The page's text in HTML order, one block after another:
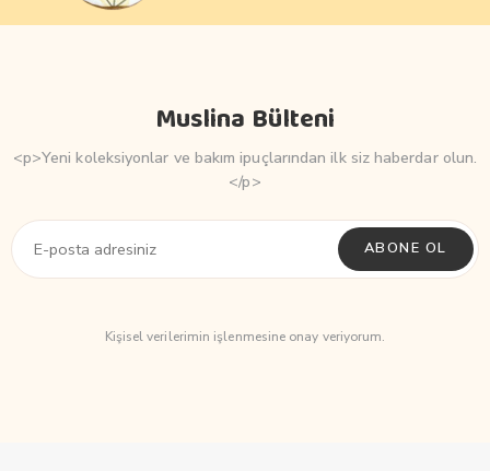
Muslina Bülteni
<p>Yeni koleksiyonlar ve bakım ipuçlarından ilk siz haberdar olun.
</p>
ABONE OL
Kişisel verilerimin işlenmesine onay veriyorum.